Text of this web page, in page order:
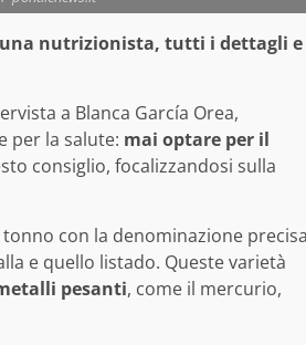
una nutrizionista, tutti i dettagli e
a Blanca García Orea,
per la salute: mai optare per il
consiglio, focalizzandosi sulla
con la denominazione
e quello listado. Queste varietà
pesanti, come il mercurio,